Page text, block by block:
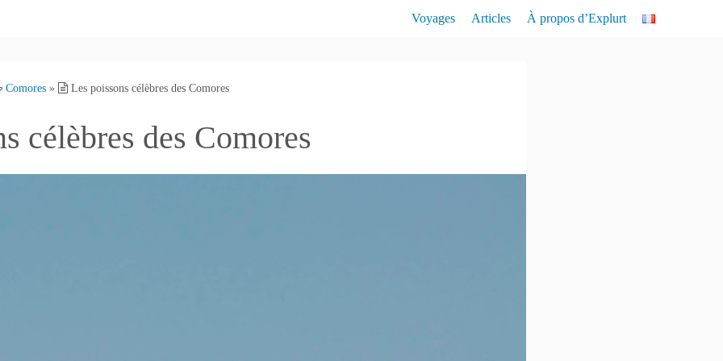
Voyages Articles À propos d’Explurt
Comores » Les poissons célèbres des Comores
célèbres des Comores